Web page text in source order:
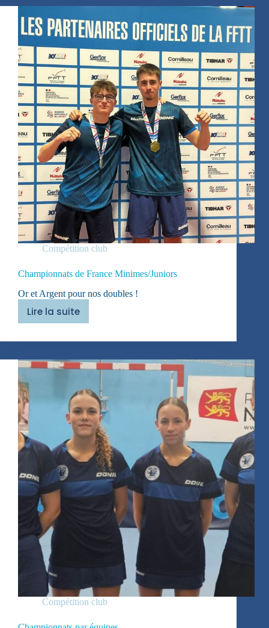
Cadets/Benjamins
Compétition club
Championnats de France Minimes/Juniors
Or et Argent pour nos doubles !
Lire la suiteChampionnats
France
Minimes/Juniors
Compétition club